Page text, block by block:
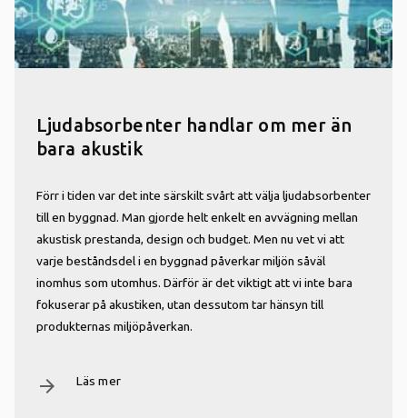
Ljudabsorbenter handlar om mer än
bara akustik
Förr i tiden var det inte särskilt svårt att välja ljudabsorbenter
till en byggnad. Man gjorde helt enkelt en avvägning mellan
akustisk prestanda, design och budget. Men nu vet vi att
varje beståndsdel i en byggnad påverkar miljön såväl
inomhus som utomhus. Därför är det viktigt att vi inte bara
fokuserar på akustiken, utan dessutom tar hänsyn till
produkternas miljöpåverkan.
arrow_forward Läs mer